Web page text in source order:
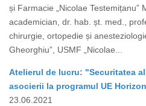
și Farmacie „Nicolae Testemițanu”
academician, dr. hab. șt. med.,
chirurgie, ortopedie și
Gheorghiu”, USMF „Nicolae...
Atelierul de lucru: "Securitatea
asocierii la programul UE
23.06.2021